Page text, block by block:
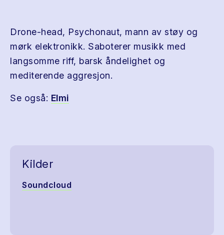
Drone-head, Psychonaut, mann av støy og
mørk elektronikk. Saboterer musikk med
langsomme riff, barsk åndelighet og
mediterende aggresjon.
Se også: Elmi
Kilder
Soundcloud